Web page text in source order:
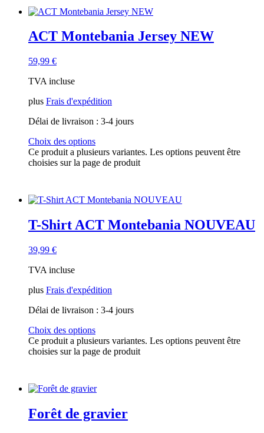
Vente à la sauvette(3)
ACT Montebania Jersey NEW
59,99 €
TVA incluse
plus Frais d'expédition
Délai de livraison : 3-4 jours
Choix des options
Ce produit a plusieurs variantes. Les options peuvent être
choisies sur la page de produit
T-Shirt ACT Montebania NOUVEAU
39,99 €
TVA incluse
plus Frais d'expédition
Délai de livraison : 3-4 jours
Choix des options
Ce produit a plusieurs variantes. Les options peuvent être
choisies sur la page de produit
Forêt de gravier